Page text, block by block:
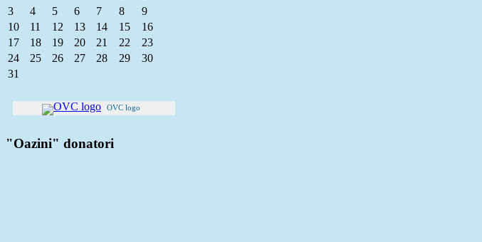
3
4 5 6 7 8
9
10
11 12 13 14 15
16
17
18 19 20 21 22
23
24
25 26 27 28 29
30
31
OVC logo
"Oazini" donatori